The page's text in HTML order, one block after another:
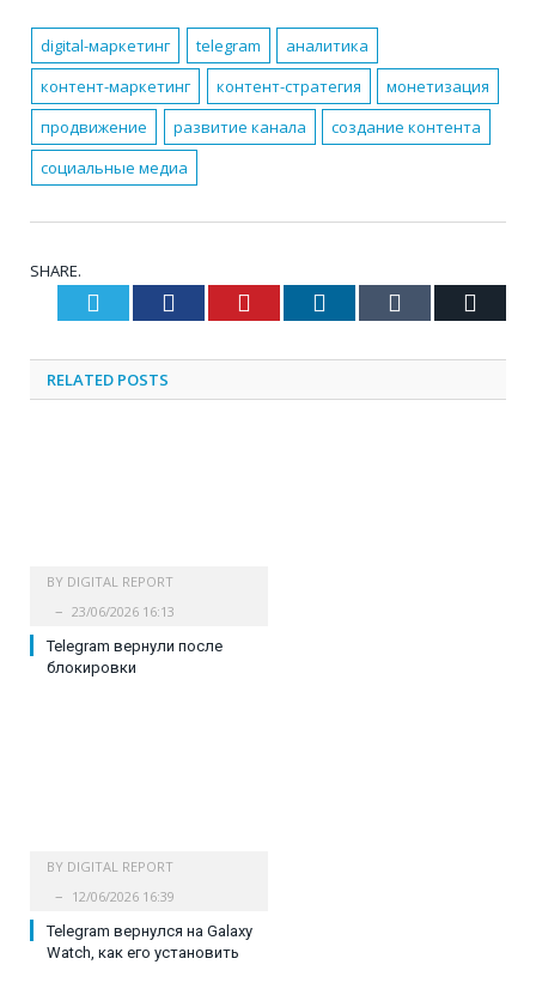
digital-маркетинг telegram
аналитика
контент-маркетинг
контент-стратегия
монетизация
продвижение
развитие канала
создание контента
социальные медиа
SHARE.
Twitter Facebook Pinterest LinkedIn Tumblr
RELATED POSTS
BY DIGITAL REPORT
23/06/2026 16:13
Telegram вернули после
блокировки
BY DIGITAL REPORT
12/06/2026 16:39
Telegram вернулся на Galaxy
Watch, как его установить